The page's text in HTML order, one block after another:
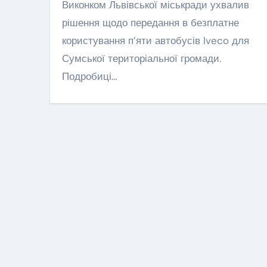
Виконком Львівської міськради ухвалив
рішення щодо передання в безплатне
користування п’яти автобусів Iveco для
Сумської територіальної громади.
Подробиці…
серце
Львівщини
Леонтович Маша Сер